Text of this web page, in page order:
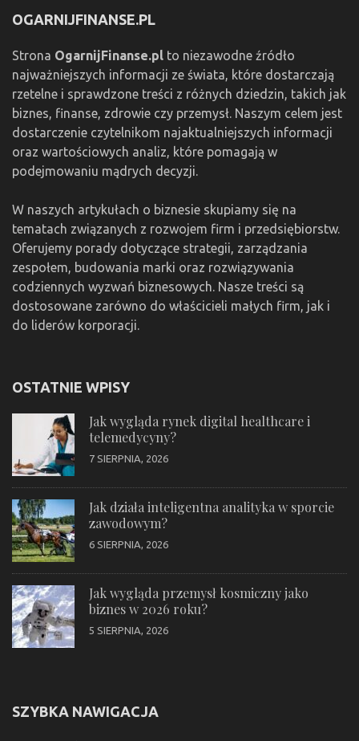
OGARNIJFINANSE.PL
Strona OgarnijFinanse.pl to niezawodne źródło
najważniejszych informacji ze świata, które dostarczają
rzetelne i sprawdzone treści z różnych dziedzin, takich jak
biznes, finanse, zdrowie czy przemysł. Naszym celem jest
dostarczenie czytelnikom najaktualniejszych informacji
oraz wartościowych analiz, które pomagają w
podejmowaniu mądrych decyzji.
W naszych artykułach o biznesie skupiamy się na
tematach związanych z rozwojem firm i przedsiębiorstw.
Oferujemy porady dotyczące strategii, zarządzania
zespołem, budowania marki oraz rozwiązywania
codziennych wyzwań biznesowych. Nasze treści są
dostosowane zarówno do właścicieli małych firm, jak i
do liderów korporacji.
OSTATNIE WPISY
Jak wygląda rynek digital healthcare i
telemedycyny?
7 SIERPNIA, 2026
Jak działa inteligentna analityka w sporcie
zawodowym?
6 SIERPNIA, 2026
Jak wygląda przemysł kosmiczny jako
biznes w 2026 roku?
5 SIERPNIA, 2026
SZYBKA NAWIGACJA